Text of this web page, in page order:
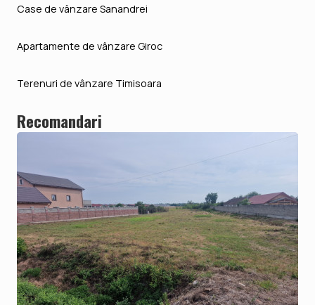
Case de vânzare Sanandrei
Apartamente de vânzare Giroc
Terenuri de vânzare Timisoara
Recomandari